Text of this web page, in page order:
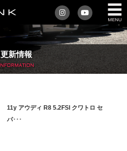
更新情報
INFORMATION
11y アウディ R8 5.2FSI クワトロ セ
パ･･･